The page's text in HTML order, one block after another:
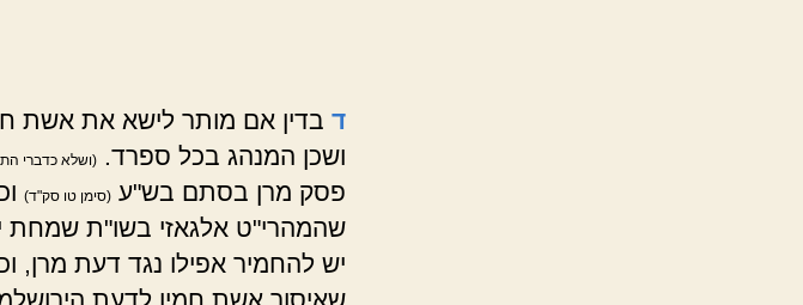
ד בדין אם מותר לישא את אשת
ושכן המנהג בכל ספרד.
(ושלא כדברי
פסק מרן בסתם בש"ע (סימן טו סק"ד)
שהמהרי"ט אלגאזי בשו"ת שמחת
יש להחמיר אפילו נגד דעת מרן,
שאיסור אשת חמיו לדעת